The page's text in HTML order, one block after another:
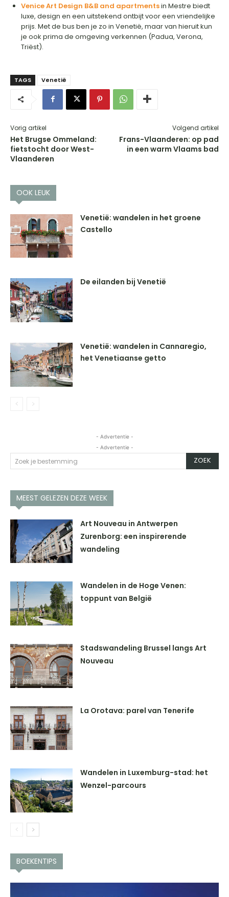
Venice Art Design B&B and apartmentsin Mestre biedt
luxe, design en een uitstekend ontbijt voor een vriendelijke
prijs. Met de bus ben je zo in Venetië, maar van hieruit kun
je ook prima de omgeving verkennen (Padua, Verona,
Triëst).
TAGS Venetië
Vorig artikel
Het Brugse Ommeland:
fietstocht door West-
Vlaanderen
Volgend artikel
Frans-Vlaanderen: op pad
in een warm Vlaams bad
OOK LEUK
Venetië: wandelen in het groene
Castello
De eilanden bij Venetië
Venetië: wandelen in Cannaregio,
het Venetiaanse getto
- Advertentie -
- Advertentie -
Zoek je bestemming ZOEK
MEEST GELEZEN DEZE WEEK
Art Nouveau in Antwerpen
Zurenborg: een inspirerende
wandeling
Wandelen in de Hoge Venen:
toppunt van België
Stadswandeling Brussel langs Art
Nouveau
La Orotava: parel van Tenerife
Wandelen in Luxemburg-stad: het
Wenzel-parcours
BOEKENTIPS